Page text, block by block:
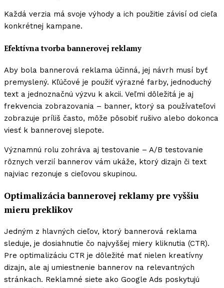
Každá verzia má svoje výhody a ich použitie závisí od cieľa
konkrétnej kampane.
Efektívna tvorba bannerovej reklamy
Aby bola bannerová reklama účinná, jej návrh musí byť
premyslený. Kľúčové je použiť výrazné farby, jednoduchý
text a jednoznačnú výzvu k akcii. Veľmi dôležitá je aj
frekvencia zobrazovania – banner, ktorý sa používateľovi
zobrazuje príliš často, môže pôsobiť rušivo alebo dokonca
viesť k bannerovej slepote.
Významnú rolu zohráva aj testovanie – A/B testovanie
rôznych verzií bannerov vám ukáže, ktorý dizajn či text
najviac rezonuje s cieľovou skupinou.
Optimalizácia bannerovej reklamy pre vyššiu
mieru preklikov
Jedným z hlavných cieľov, ktorý bannerová reklama
sleduje, je dosiahnutie čo najvyššej miery kliknutia (CTR).
Pre optimalizáciu CTR je dôležité mať nielen kreatívny
dizajn, ale aj umiestnenie bannerov na relevantných
stránkach. Reklamné siete ako Google Ads poskytujú